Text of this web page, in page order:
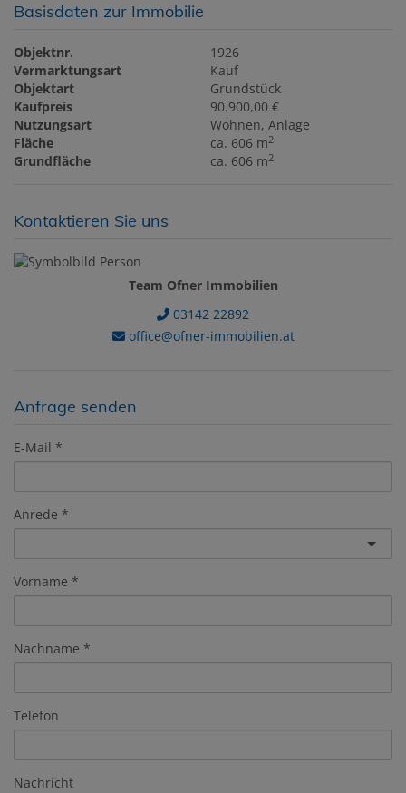
Basisdaten zur Immobilie
Objektnr.
1926
Vermarktungsart
Kauf
Objektart
Grundstück
Kaufpreis
90.900,00 €
Nutzungsart
Wohnen Anlage
Fläche
ca. 606 m2
Grundfläche ca. 606 m2
Kontaktieren Sie uns
Team Ofner Immobilien
03142 22892
office@ofner-immobilien.at
Anfrage senden
E-Mail
Anrede
Vorname
Nachname
Telefon
Nachricht